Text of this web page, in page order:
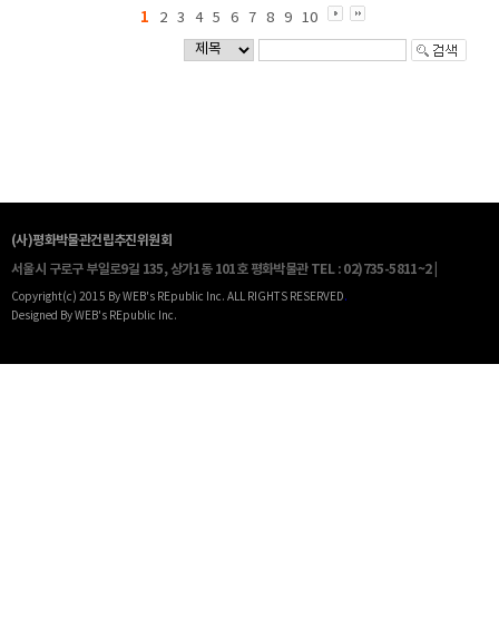
1 2 3 4 5 6 7 8 9 10
(사)평화박물관건립추진위원회
서울시 구로구 부일로9길 135, 상가1동 101호 평화박물관 TEL : 02)735-5811~2 |
Copyright(c) 2015 By WEB's REpublic Inc. ALL RIGHTS RESERVED.
Designed By WEB's REpublic Inc.